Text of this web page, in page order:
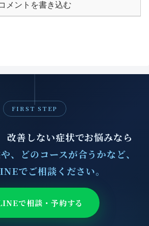
メントを書き込む
FIRST STEP
改善しない症状でお悩みなら
、どのコースが合うかなど、
でご相談ください。
で相談・予約する